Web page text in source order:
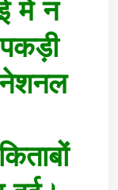
में न